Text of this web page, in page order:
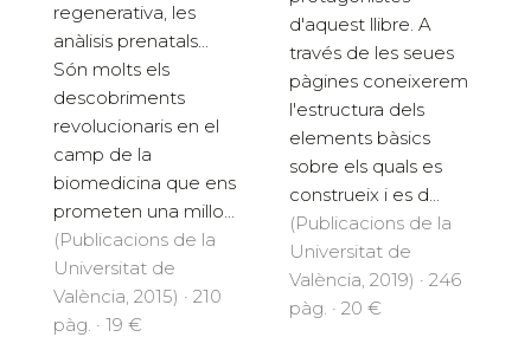
regenerativa, les
anàlisis prenatals...
Són molts els
descobriments
revolucionaris en el
camp de la
biomedicina que ens
prometen una millo...
(Publicacions de la
Universitat de
València, 2015) · 210
pàg. · 19 €
d'aquest llibre. A
través de les seues
pàgines coneixerem
l'estructura dels
elements bàsics
sobre els quals es
construeix i es d...
(Publicacions de la
Universitat de
València, 2019) · 246
pàg. · 20 €